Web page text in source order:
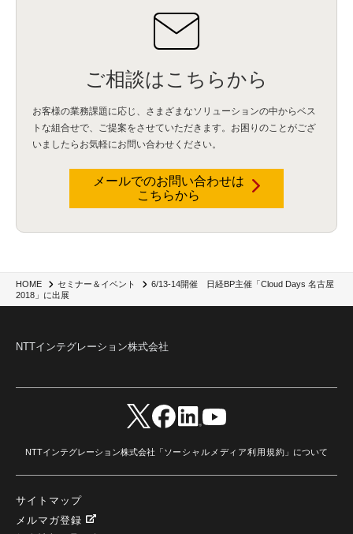
HOME セミナー＆イベント
6/13-14開催 日経BP主催「Cloud Days 名古屋
2018」に出展
ご相談はこちらから
お客様の業務課題に応じ、さまざまなソリューションの中からベス
トな組合せで、
ご提案をさせていただきます。お困りのことがござ
いましたらお気軽にお問い合わせください。
メールでのお問い合わせは
こちらから
NTTインテグレーション株式会社
NTTインテグレーション株式会社「ソーシャルメディア利用規約 」について
サイトマップ
メルマガ登録